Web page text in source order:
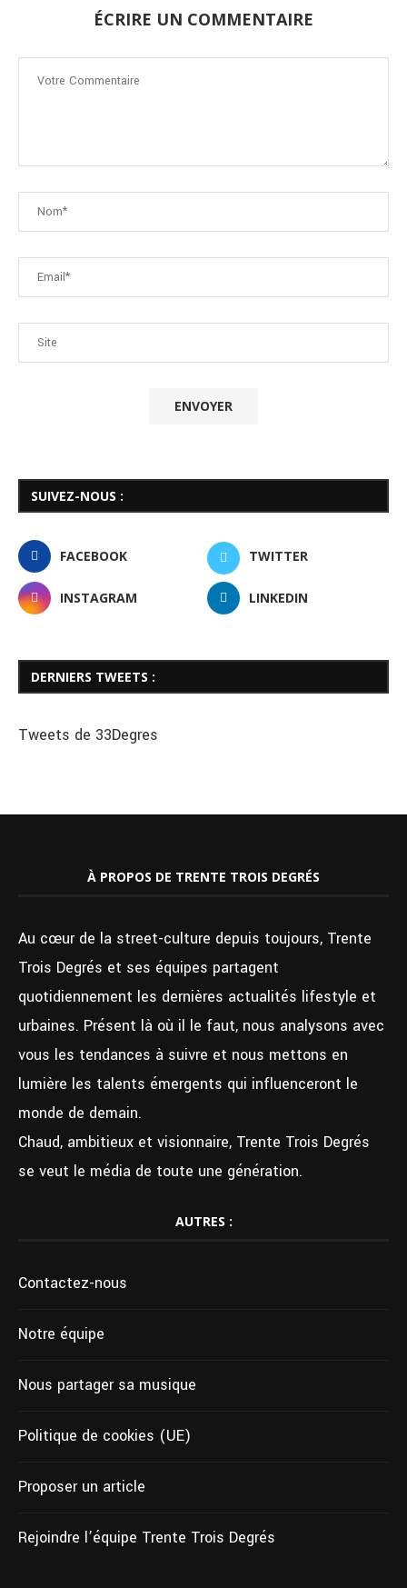
ÉCRIRE UN COMMENTAIRE
SUIVEZ-NOUS :
FACEBOOK TWITTER
INSTAGRAM LINKEDIN
DERNIERS TWEETS :
Tweets de 33Degres
À PROPOS DE TRENTE TROIS DEGRÉS
Au cœur de la street-culture depuis toujours, Trente
Trois Degrés et ses équipes partagent
quotidiennement les dernières actualités lifestyle et
urbaines. Présent là où il le faut, nous analysons avec
vous les tendances à suivre et nous mettons en
lumière les talents émergents qui influenceront le
monde de demain.
Chaud, ambitieux et visionnaire, Trente Trois Degrés
se veut le média de toute une génération.
AUTRES :
Contactez-nous
Notre équipe
Nous partager sa musique
Politique de cookies (UE)
Proposer un article
Rejoindre l’équipe Trente Trois Degrés